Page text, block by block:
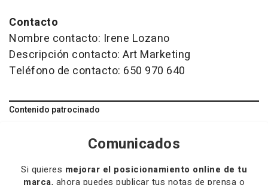
Contacto
Nombre contacto: Irene Lozano
Descripción contacto: Art Marketing
Teléfono de contacto: 650 970 640
Contenido patrocinado
Comunicados
Si quieres mejorar el posicionamiento online de tu
marca, ahora puedes publicar tus notas de prensa o